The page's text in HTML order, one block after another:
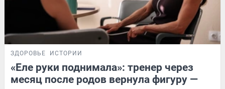
ЗДОРОВЬЕ ИСТОРИИ
«Еле руки поднимала»: тренер через
месяц после родов вернула фигуру —